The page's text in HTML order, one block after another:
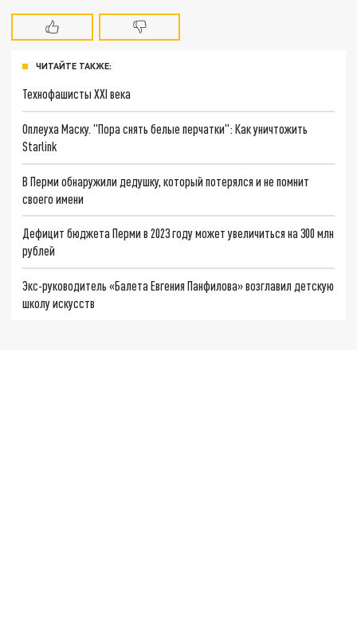
ЧИТАЙТЕ ТАКЖЕ:
Технофашисты XXI века
Оплеуха Маску. "Пора снять белые перчатки": Как уничтожить
Starlink
В Перми обнаружили дедушку, который потерялся и не помнит
своего имени
Дефицит бюджета Перми в 2023 году может увеличиться на 300 млн
рублей
Экс-руководитель «Балета Евгения Панфилова» возглавил детскую
школу искусств